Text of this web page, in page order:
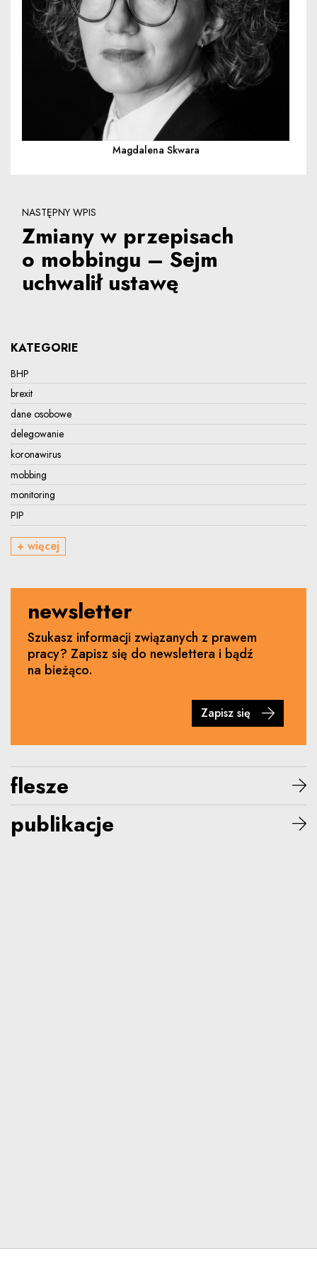
Magdalena Skwara
NASTĘPNY WPIS
Zmiany w przepisach
o mobbingu – Sejm
uchwalił ustawę
KATEGORIE
BHP
brexit
dane osobowe
delegowanie
koronawirus
mobbing
monitoring
PIP
+ więcej
newsletter
Szukasz informacji związanych z prawem
pracy? Zapisz się do newslettera i bądź
na bieżąco.
Zapisz się
flesze
publikacje